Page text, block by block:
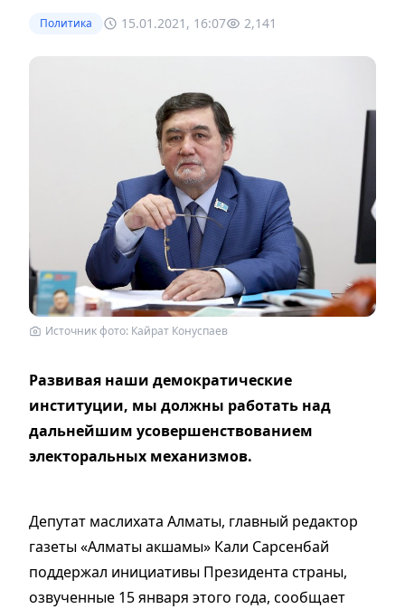
Политика 15.01.2021, 16:07 2,141
Источник фото: Кайрат Конуспаев
Развивая наши демократические
институции, мы должны работать над
дальнейшим усовершенствованием
электоральных механизмов.
Депутат маслихата Алматы, главный редактор
газеты «Алматы акшамы» Кали Сарсенбай
поддержал инициативы Президента страны,
озвученные 15 января этого года, сообщает